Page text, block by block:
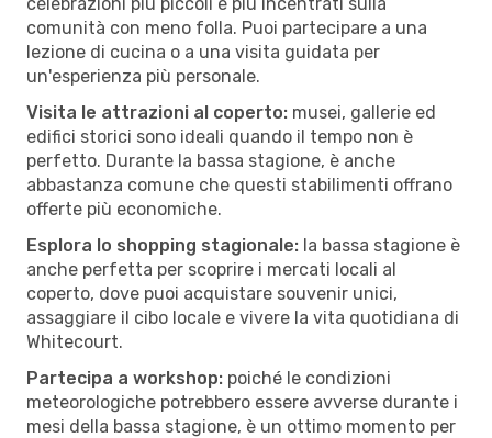
comunità con meno folla. Puoi partecipare a una
lezione di cucina o a una visita guidata per
un'esperienza più personale.
Visita le attrazioni al coperto: musei, gallerie ed
edifici storici sono ideali quando il tempo non è
perfetto. Durante la bassa stagione, è anche
abbastanza comune che questi stabilimenti offrano
offerte più economiche.
Esplora lo shopping stagionale: la bassa stagione è
anche perfetta per scoprire i mercati locali al
coperto, dove puoi acquistare souvenir unici,
assaggiare il cibo locale e vivere la vita quotidiana di
Whitecourt.
Partecipa a workshop: poiché le condizioni
meteorologiche potrebbero essere avverse durante i
mesi della bassa stagione, è un ottimo momento per